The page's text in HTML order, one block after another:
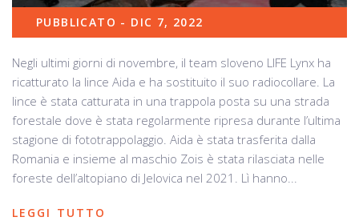
PUBBLICATO - DIC 7, 2022
Negli ultimi giorni di novembre, il team sloveno LIFE Lynx ha
ricatturato la lince Aida e ha sostituito il suo radiocollare. La
lince è stata catturata in una trappola posta su una strada
forestale dove è stata regolarmente ripresa durante l’ultima
stagione di fototrappolaggio. Aida è stata trasferita dalla
Romania e insieme al maschio Zois è stata rilasciata nelle
foreste dell’altopiano di Jelovica nel 2021. Lì hanno...
LEGGI TUTTO